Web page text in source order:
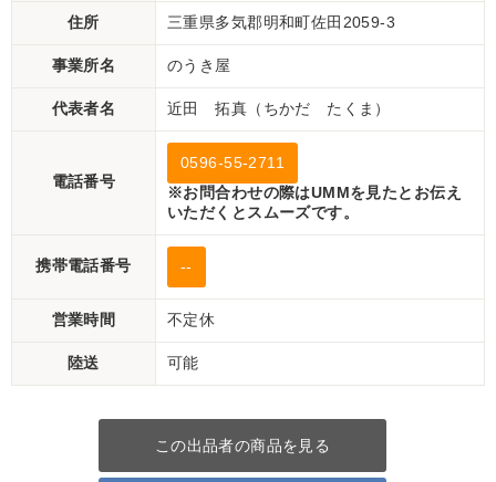
住所 三重県多気郡明和町佐田2059-3
事業所名 のうき屋
代表者名 近田 拓真（ちかだ たくま）
電話番号
0596-55-2711
※お問合わせの際はUMMを見たとお伝え
いただくとスムーズです。
携帯電話番号 --
営業時間 不定休
陸送 可能
この出品者の商品を見る